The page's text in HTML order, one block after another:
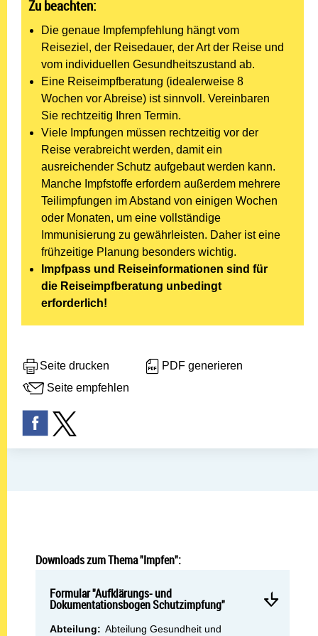
Zu beachten:
Die genaue Impfempfehlung hängt vom
Reiseziel, der Reisedauer, der Art der Reise und
vom individuellen Gesundheitszustand ab.
Eine Reiseimpfberatung (idealerweise 8
Wochen vor Abreise) ist sinnvoll. Vereinbaren
Sie rechtzeitig Ihren Termin.
Viele Impfungen müssen rechtzeitig vor der
Reise verabreicht werden, damit ein
ausreichender Schutz aufgebaut werden kann.
Manche Impfstoffe erfordern außerdem mehrere
Teilimpfungen im Abstand von einigen Wochen
oder Monaten, um eine vollständige
Immunisierung zu gewährleisten. Daher ist eine
frühzeitige Planung besonders wichtig.
Impfpass und Reiseinformationen sind für
die Reiseimpfberatung unbedingt
erforderlich!
Seite drucken
PDF generieren
Seite empfehlen
Downloads zum Thema "Impfen":
Formular "Aufklärungs- und Dokumentationsbogen
Formular "Aufklärungs- und
Dokumentationsbogen Schutzimpfung"
Abteilung: Abteilung:
Abteilung Gesundheit und